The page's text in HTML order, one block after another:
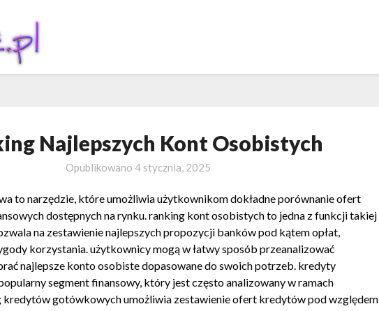
Najlepszych Kont Osobistych
Opublikowano4 stycznia, 2025
to narzędzie, które umożliwia użytkownikom dokładne porównanie ofert
dostępnych na rynku. ranking kont osobistych to jedna z funkcji takiej
na zestawienie najlepszych propozycji banków pod kątem opłat,
korzystania. użytkownicy mogą w łatwy sposób przeanalizować
najlepsze konto osobiste dopasowane do swoich potrzeb. kredyty
segment finansowy, który jest często analizowany w ramach
kredytów gotówkowych umożliwia zestawienie ofert kredytów pod względem